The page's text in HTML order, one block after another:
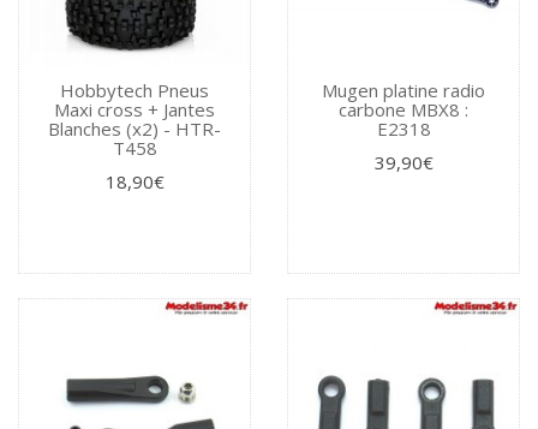
Hobbytech Pneus
Maxi cross + Jantes
Blanches (x2) - HTR-
T458
18,90€
Mugen platine radio
carbone MBX8 :
E2318
39,90€